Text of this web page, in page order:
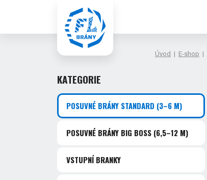
Úvod | E-shop |
KATEGORIE
POSUVNÉ BRÁNY STANDARD (3–6 M)
POSUVNÉ BRÁNY BIG BOSS (6,5–12 M)
VSTUPNÍ BRANKY